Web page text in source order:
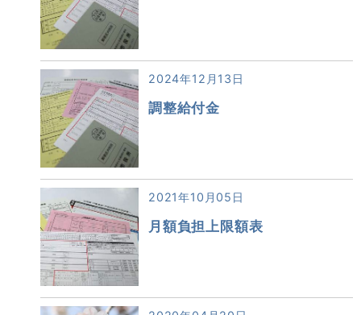
2024年12月13日
調整給付金
2021年10月05日
月額負担上限額表